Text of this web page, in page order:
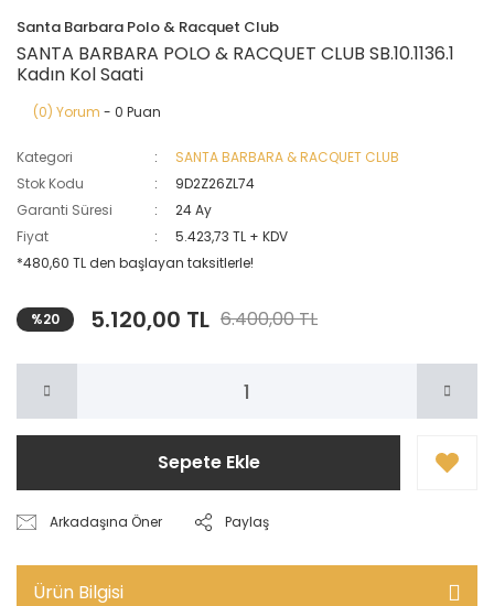
Santa Barbara Polo & Racquet Club
SANTA BARBARA POLO & RACQUET CLUB SB.10.1136.1
Kadın Kol Saati
(0) Yorum - 0 Puan
Kategori
SANTA BARBARA & RACQUET CLUB
Stok Kodu
9D2Z26ZL74
Garanti Süresi
24 Ay
Fiyat
5.423,73 TL + KDV
*480,60 TL den başlayan taksitlerle!
%20 5.120,00 TL 6.400,00 TL
Sepete Ekle
Arkadaşına Öner Paylaş
Ürün Bilgisi